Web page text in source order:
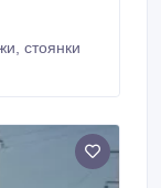
стоянки